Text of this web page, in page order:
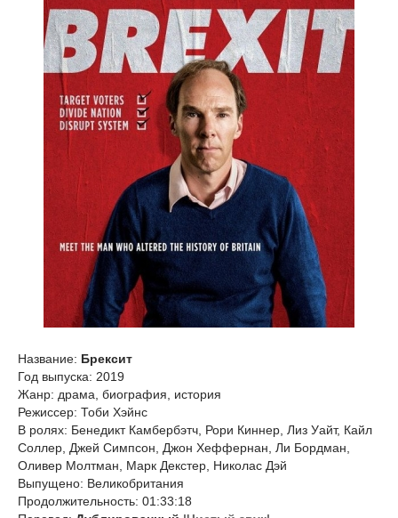
Название: Брексит
Год выпуска: 2019
Жанр: драма, биография, история
Режиссер: Тоби Хэйнс
В ролях: Бенедикт Камбербэтч, Рори Киннер, Лиз Уайт, Кайл
Соллер, Джей Симпсон, Джон Хеффернан, Ли Бордман,
Оливер Молтман, Марк Декстер, Николас Дэй
Выпущено: Великобритания
Продолжительность: 01:33:18